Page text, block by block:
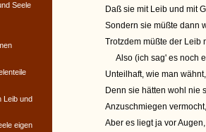
Daß sie mit Leib und mit
Sondern sie müßte dann
Trotzdem müßte der Leib
Also (ich sag' es noch
Unteilhaft, wie man
Denn sie hätten wohl nie
Anzuschmiegen
Aber es liegt ja vor
Seele
Leib und
eigen